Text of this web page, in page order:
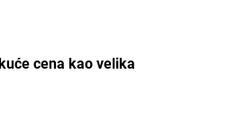
cena kao velika